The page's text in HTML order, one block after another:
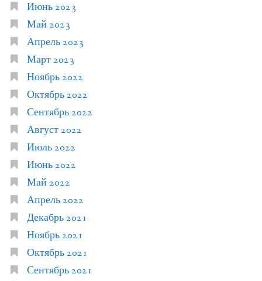
Июнь 2023
Май 2023
Апрель 2023
Март 2023
Ноябрь 2022
Октябрь 2022
Сентябрь 2022
Август 2022
Июль 2022
Июнь 2022
Май 2022
Апрель 2022
Декабрь 2021
Ноябрь 2021
Октябрь 2021
Сентябрь 2021